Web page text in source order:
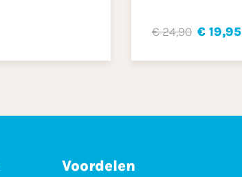
€ 24,90 € 19,95
Voordelen